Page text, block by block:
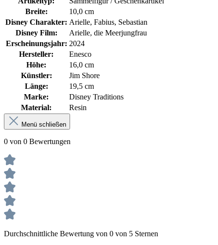
Breite:
10,0 cm
Disney Charakter: Arielle, Fabius, Sebastian
Disney Film:
Arielle, die Meerjungfrau
Erscheinungsjahr: 2024
Hersteller:
Enesco
Höhe:
16,0 cm
Künstler:
Jim Shore
Länge:
19,5 cm
Marke:
Disney Traditions
Material:
Resin
Menü schließen
0 von 0 Bewertungen
Durchschnittliche Bewertung von 0 von 5 Sternen